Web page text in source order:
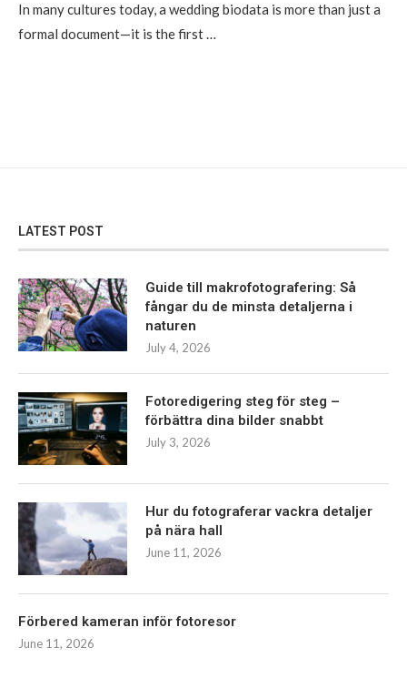
In many cultures today, a wedding biodata is more than just a
formal document—it is the first …
LATEST POST
Guide till makrofotografering: Så
fångar du de minsta detaljerna i
naturen
July 4, 2026
Fotoredigering steg för steg –
förbättra dina bilder snabbt
July 3, 2026
Hur du fotograferar vackra detaljer
på nära hall
June 11, 2026
Förbered kameran inför fotoresor
June 11, 2026